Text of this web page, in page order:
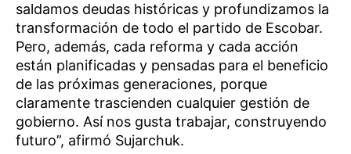
saldamos deudas históricas y profundizamos la
transformación de todo el partido de Escobar.
Pero, además, cada reforma y cada acción
están planificadas y pensadas para el beneficio
de las próximas generaciones, porque
claramente trascienden cualquier gestión de
gobierno. Así nos gusta trabajar, construyendo
futuro”, afirmó Sujarchuk.